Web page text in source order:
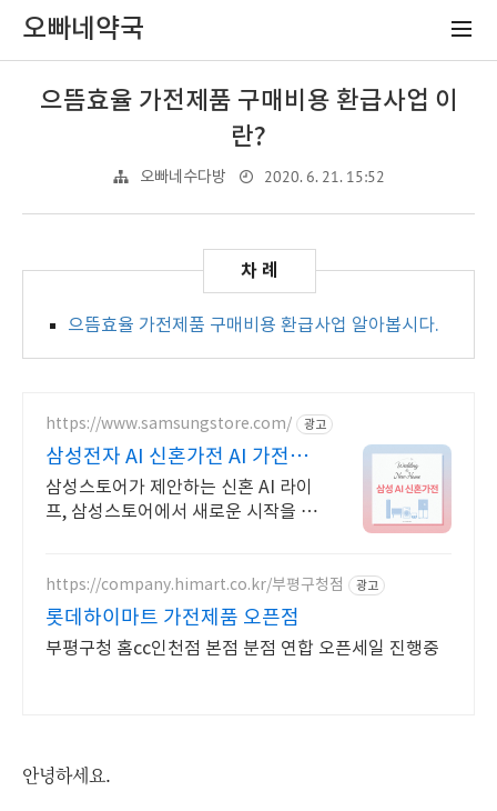
오빠네약국
으뜸효율 가전제품 구매비용 환급사업 이
란?
오빠네수다방 2020. 6. 21. 15:52
으뜸효율 가전제품 구매비용 환급사업 알아봅시다.
https://www.samsungstore.com/ 광고
삼성전자 AI 신혼가전 AI 가전부
터 갤럭시까지
삼성스토어가 제안하는 신혼 AI 라이
프, 삼성스토어에서 새로운 시작을 함
https://company.himart.co.kr/부평구청점 광고
롯데하이마트 가전제품 오픈점
부평구청 홈cc인천점 본점 분점 연합 오픈세일 진행중
안녕하세요.